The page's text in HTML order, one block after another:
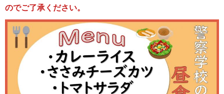
のでご了承ください。